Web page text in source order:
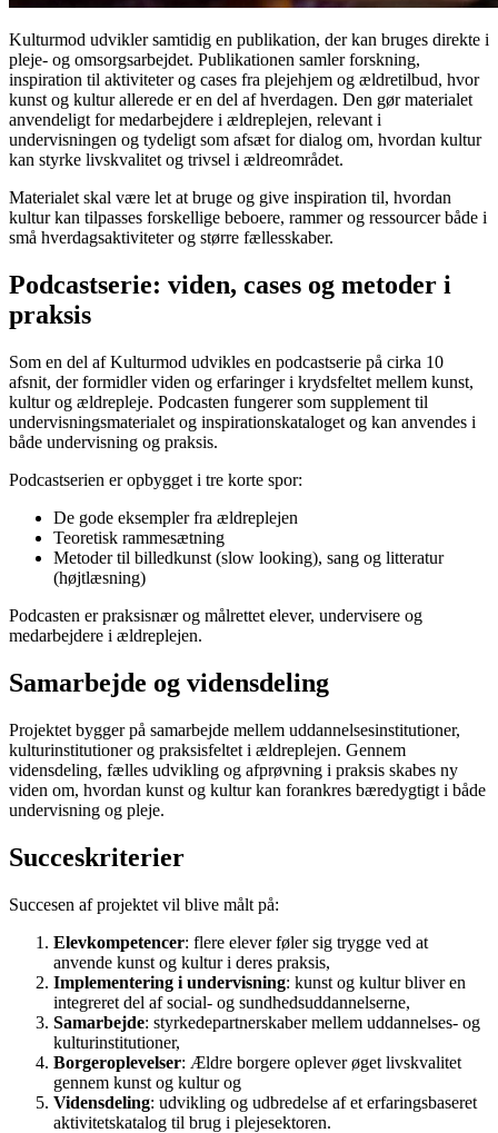
Kulturmod udvikler samtidig en publikation, der kan bruges direkte i
pleje- og omsorgsarbejdet. Publikationen samler forskning,
inspiration til aktiviteter og cases fra plejehjem og ældretilbud, hvor
kunst og kultur allerede er en del af hverdagen. Den gør materialet
anvendeligt for medarbejdere i ældreplejen, relevant i
undervisningen og tydeligt som afsæt for dialog om, hvordan kultur
kan styrke livskvalitet og trivsel i ældreområdet.
Materialet skal være let at bruge og give inspiration til, hvordan
kultur kan tilpasses forskellige beboere, rammer og ressourcer både i
små hverdagsaktiviteter og større fællesskaber.
Podcastserie: viden, cases og metoder i
praksis
Som en del af Kulturmod udvikles en podcastserie på cirka 10
afsnit, der formidler viden og erfaringer i krydsfeltet mellem kunst,
kultur og ældrepleje. Podcasten fungerer som supplement til
undervisningsmaterialet og inspirationskataloget og kan anvendes i
både undervisning og praksis.
Podcastserien er opbygget i tre korte spor:
De gode eksempler fra ældreplejen
Teoretisk rammesætning
Metoder til billedkunst (slow looking), sang og litteratur
(højtlæsning)
Podcasten er praksisnær og målrettet elever, undervisere og
medarbejdere i ældreplejen.
Samarbejde og vidensdeling
Projektet bygger på samarbejde mellem uddannelsesinstitutioner,
kulturinstitutioner og praksisfeltet i ældreplejen. Gennem
vidensdeling, fælles udvikling og afprøvning i praksis skabes ny
viden om, hvordan kunst og kultur kan forankres bæredygtigt i både
undervisning og pleje.
Succeskriterier
Succesen af projektet vil blive målt på:
Elevkompetencer: flere elever føler sig trygge ved at
anvende kunst og kultur i deres praksis,
Implementering i undervisning: kunst og kultur bliver en
integreret del af social- og sundhedsuddannelserne,
Samarbejde: styrkedepartnerskaber mellem uddannelses- og
kulturinstitutioner,
Borgeroplevelser: Ældre borgere oplever øget livskvalitet
gennem kunst og kultur og
Vidensdeling: udvikling og udbredelse af et erfaringsbaseret
aktivitetskatalog til brug i plejesektoren.